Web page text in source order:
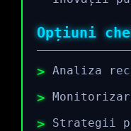
Opțiuni
Analiza
Strategii